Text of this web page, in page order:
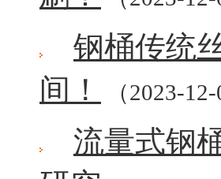
钢桶传统
间！
（2023-
流量式钢